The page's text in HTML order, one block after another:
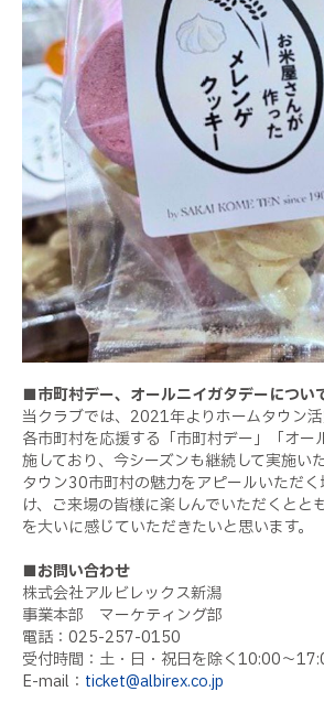
■市町村デー、オールニイガタデーについ
当クラブでは、2021年よりホームタウン
各市町村を応援する「市町村デー」「オー
施しており、今シーズンも継続して実施い
タウン30市町村の魅力をアピールいただ
け、ご来場の皆様に楽しんでいただくとと
を大いに感じていただきたいと思います。
■お問い合わせ
株式会社アルビレックス新潟
事業本部 マーケティング部
電話：025-257-0150
受付時間：土・日・祝日を除く10:00〜
E-mail： ticket@albirex.co.jp